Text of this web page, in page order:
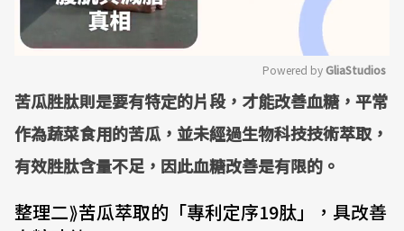
Mute
Powered by GliaStudios
苦瓜胜肽則是要有特定的片段，才能改善血糖，平常
作為蔬菜食用的苦瓜，並未經過生物科技技術萃取，
有效胜肽含量不足，因此血糖改善是有限的。
整理二⟫苦瓜萃取的「專利定序19肽」，具改善